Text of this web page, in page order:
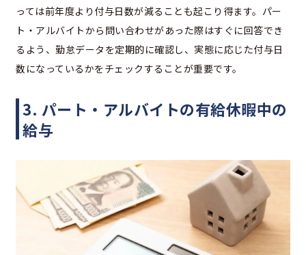
っては前年度より付与日数が減ることも起こり得ます。パー
ト・アルバイトから問い合わせがあった際はすぐに回答でき
るよう、勤怠データを定期的に確認し、実態に応じた付与日
数になっているかをチェックすることが重要です。
3. パート・アルバイトの有給休暇中の
給与